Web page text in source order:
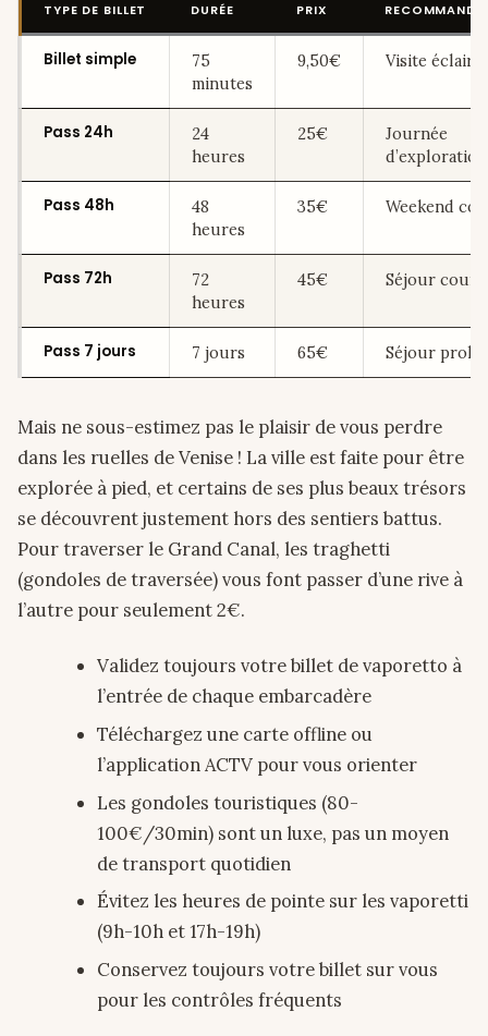
TYPE DE BILLET DURÉE PRIX RECOMMANDÉ
Billet simple
75
minutes
9,50€ Visite éclair
Pass 24h
24
heures
25€
Journée
d’exploration
Pass 48h
48
heures
35€ Weekend
Pass 72h
72
heures
45€ Séjour court
Pass 7 jours 7 jours 65€ Séjour
Mais ne sous-estimez pas le plaisir de vous perdre
dans les ruelles de Venise ! La ville est faite pour être
explorée à pied, et certains de ses plus beaux trésors
se découvrent justement hors des sentiers battus.
Pour traverser le Grand Canal, les traghetti
(gondoles de traversée) vous font passer d’une rive à
l’autre pour seulement 2€.
Validez toujours votre billet de vaporetto à
l’entrée de chaque embarcadère
Téléchargez une carte offline ou
l’application ACTV pour vous orienter
Les gondoles touristiques (80-
100€/30min) sont un luxe, pas un moyen
de transport quotidien
Évitez les heures de pointe sur les vaporetti
(9h-10h et 17h-19h)
Conservez toujours votre billet sur vous
pour les contrôles fréquents